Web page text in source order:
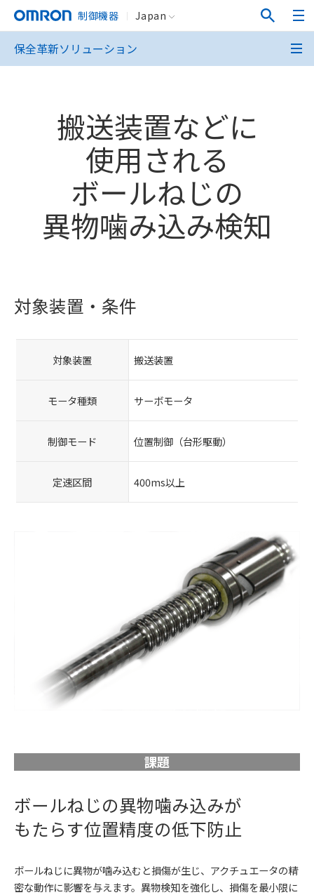
制御機器 Japan
保全革新ソリューション
搬送装置などに
使用される
ボールねじの
異物噛み込み検知
対象装置・条件
対象装置 搬送装置
モータ種類 ​サーボモータ
制御モード 位置制御（台形駆動）
定速区間 400ms以上
課題
ボールねじの異物噛み込みが
もたらす位置精度の低下防止
ボールねじに異物が噛み込むと損傷が生じ、アクチュエータの精
密な動作に影響を与えます。異物検知を強化し、損傷を最小限に